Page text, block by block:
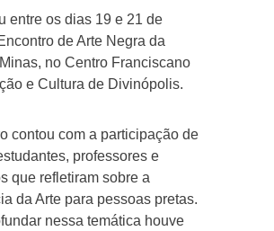
entre os dias 19 e 21 de
de Arte Negra da
no Centro Franciscano
e Cultura de Divinópolis.
contou com a participação de
professores e
que refletiram sobre a
da Arte para pessoas pretas.
nessa temática houve